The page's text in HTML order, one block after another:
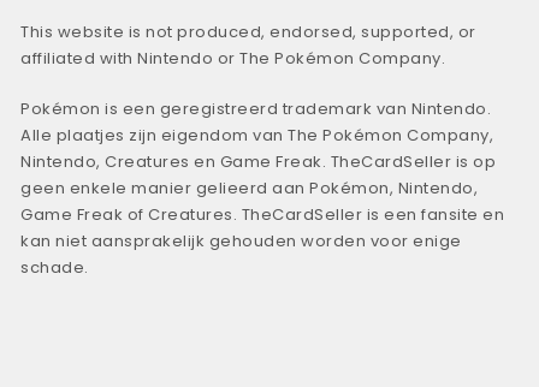
This website is not produced, endorsed, supported, or
affiliated with Nintendo or The Pokémon Company.
Pokémon is een geregistreerd trademark van Nintendo.
Alle plaatjes zijn eigendom van The Pokémon Company,
Nintendo, Creatures en Game Freak. TheCardSeller is op
geen enkele manier gelieerd aan Pokémon, Nintendo,
Game Freak of Creatures. TheCardSeller is een fansite en
kan niet aansprakelijk gehouden worden voor enige
schade.